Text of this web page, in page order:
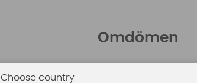
Omdömen
Den här produkten har inga
Choose country